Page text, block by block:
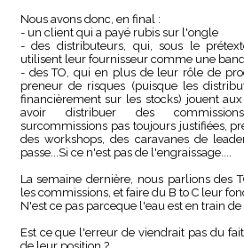
Nous avons donc, en final :
- un client qui a payé rubis sur l'ongle
- des distributeurs, qui, sous le
utilisent leur fournisseur comme une
- des TO, qui en plus de leur rôle de
preneur de risques (puisque les
financièrement sur les stocks) jouent
avoir distribuer des
surcommissions pas toujours justifiées,
des workshops, des caravanes de
passe...Si ce n'est pas de l'engraissage....
La semaine dernière, nous parlions des
les commissions, et faire du B to C leur
N'est ce pas parceque l'eau est en train
Est ce que l'erreur de viendrait pas du